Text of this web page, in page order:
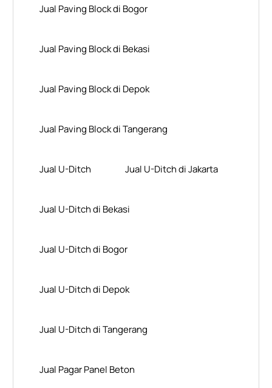
Jual Paving Block di Bogor
Jual Paving Block di Bekasi
Jual Paving Block di Depok
Jual Paving Block di Tangerang
Jual U-Ditch Jual U-Ditch di Jakarta
Jual U-Ditch di Bekasi
Jual U-Ditch di Bogor
Jual U-Ditch di Depok
Jual U-Ditch di Tangerang
Jual Pagar Panel Beton